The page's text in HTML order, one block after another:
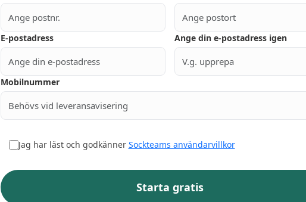
E-postadress Ange din e-postadress igen
Mobilnummer
Jag har läst och godkänner Sockteams användarvillkor
Starta gratis